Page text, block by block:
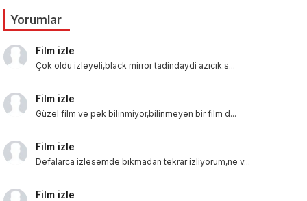
Yorumlar
Film izle
Çok oldu izleyeli,black mirror tadindaydi azıcık.s...
Film izle
Güzel film ve pek bilinmiyor,bilinmeyen bir film d...
Film izle
Defalarca izlesemde bıkmadan tekrar izliyorum,ne v...
Film izle